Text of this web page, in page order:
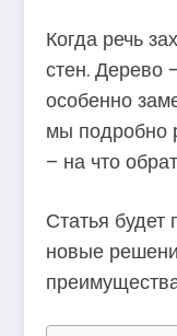
Когда речь
стен. Дерево
особенно
мы подробно
– на что
Статья
новые